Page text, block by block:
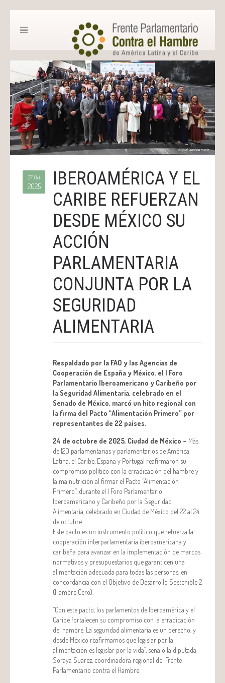
27 Oct
2025
IBEROAMÉRICA Y EL
CARIBE REFUERZAN
DESDE MÉXICO SU
ACCIÓN
PARLAMENTARIA
CONJUNTA POR LA
SEGURIDAD
ALIMENTARIA
Respaldado por la FAO y las Agencias de
Cooperación de España y México, el I Foro
Parlamentario Iberoamericano y Caribeño por
la Seguridad Alimentaria, celebrado en el
Senado de México, marcó un hito regional con
la firma del Pacto “Alimentación Primero” por
representantes de 22 países.
24 de octubre de 2025, Ciudad de México – Más
de 120 parlamentarias y parlamentarios de América
Latina, el Caribe, España y Portugal reafirmaron su
compromiso político con la erradicación del hambre y
la malnutrición al firmar el Pacto “Alimentación
Primero”, durante el I Foro Parlamentario
Iberoamericano y Caribeño por la Seguridad
Alimentaria, celebrado en Ciudad de México del 22 al 24
de octubre.
Este pacto es un instrumento político que refuerza la
cooperación interparlamentaria iberoamericana y
caribeña para avanzar en la implementación de marcos
normativos y presupuestarios que garanticen una
alimentación adecuada para todas las personas, en
concordancia con el Objetivo de Desarrollo Sostenible 2
(Hambre Cero).
“Con este pacto, los parlamentos de Iberoamérica y el
Caribe fortalecen su compromiso con la erradicación
del hambre. La seguridad alimentaria es un derecho, y
desde México reafirmamos que legislar por la
alimentación es legislar por la vida”, señaló la diputada
Soraya Suarez, coordinadora regional del Frente
Parlamentario contra el Hambre.